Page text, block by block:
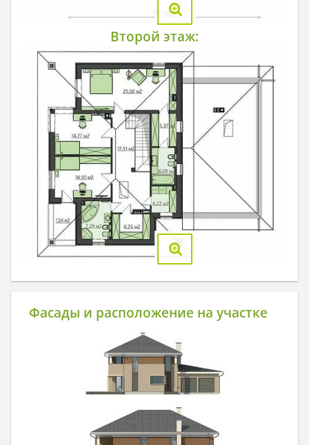
Второй этаж:
Фасады и расположение на участке